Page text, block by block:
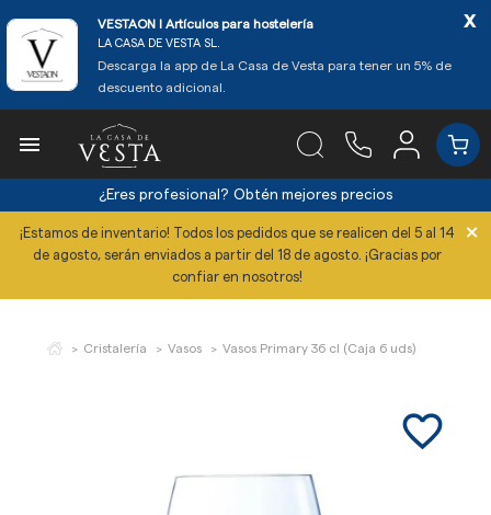
VESTAON l Artículos para hostelería
LA CASA DE VESTA SL.
Descarga la app de La Casa de Vesta para tener un 5% de
descuento adicional.
x

¿Eres profesional? Obtén mejores precios
¡Estamos de inventario! Todos los pedidos que se realicen del 5 al 14
de agosto, serán enviados a partir del 18 de agosto. ¡Gracias por
confiar en nosotros!
×
Cristalería Vasos Vasos Primary 36 cl (Caja 6 uds)
favorite_border